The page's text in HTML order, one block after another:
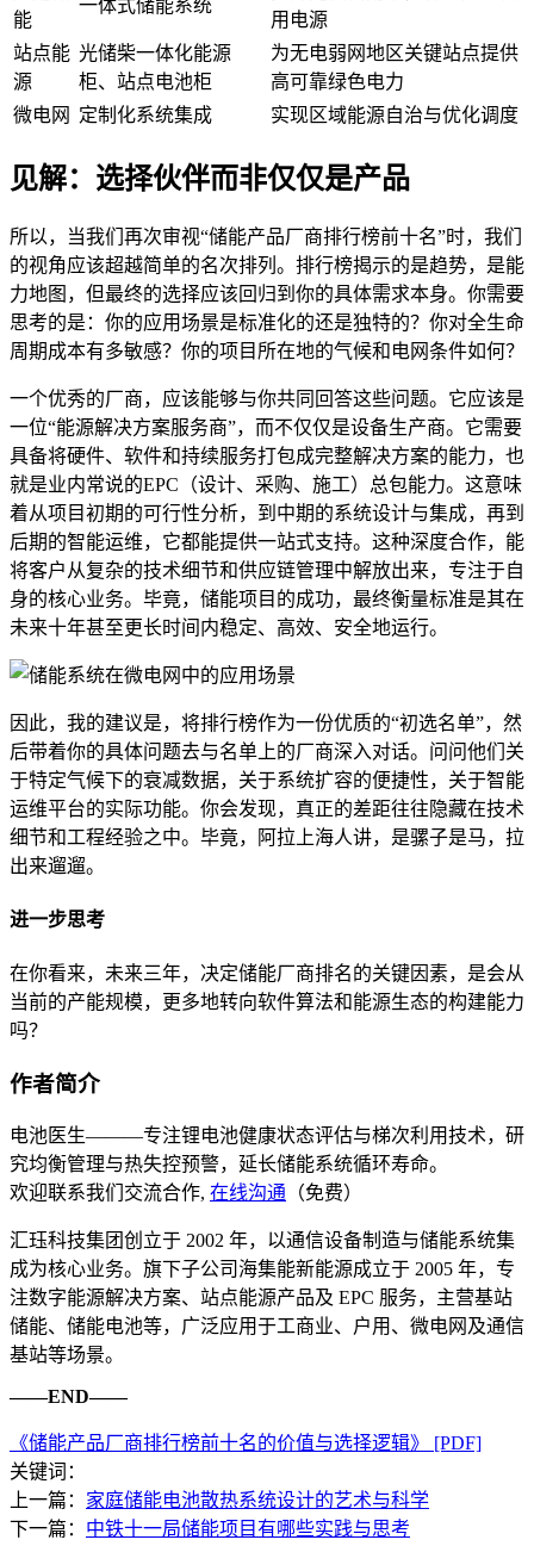
能
一体式储能系统
用电源
站点能
源
光储柴一体化能源
柜、站点电池柜
为无电弱网地区关键站点提供
高可靠绿色电力
微电网
定制化系统集成 实现区域能源自治与优化调度
见解：选择伙伴而非仅仅是产品
所以，当我们再次审视“储能产品厂商排行榜前十名”时，我们
的视角应该超越简单的名次排列。排行榜揭示的是趋势，是能
力地图，但最终的选择应该回归到你的具体需求本身。你需要
思考的是：你的应用场景是标准化的还是独特的？你对全生命
周期成本有多敏感？你的项目所在地的气候和电网条件如何？
一个优秀的厂商，应该能够与你共同回答这些问题。它应该是
一位“能源解决方案服务商”，而不仅仅是设备生产商。它需要
具备将硬件、软件和持续服务打包成完整解决方案的能力，也
就是业内常说的EPC（设计、采购、施工）总包能力。这意味
着从项目初期的可行性分析，到中期的系统设计与集成，再到
后期的智能运维，它都能提供一站式支持。这种深度合作，能
将客户从复杂的技术细节和供应链管理中解放出来，专注于自
身的核心业务。毕竟，储能项目的成功，最终衡量标准是其在
未来十年甚至更长时间内稳定、高效、安全地运行。
因此，我的建议是，将排行榜作为一份优质的“初选名单”，然
后带着你的具体问题去与名单上的厂商深入对话。问问他们关
于特定气候下的衰减数据，关于系统扩容的便捷性，关于智能
运维平台的实际功能。你会发现，真正的差距往往隐藏在技术
细节和工程经验之中。毕竟，阿拉上海人讲，是骡子是马，拉
出来遛遛。
进一步思考
在你看来，未来三年，决定储能厂商排名的关键因素，是会从
当前的产能规模，更多地转向软件算法和能源生态的构建能力
吗？
作者简介
电池医生———专注锂电池健康状态评估与梯次利用技术，研
究均衡管理与热失控预警，延长储能系统循环寿命。
欢迎联系我们交流合作, 在线沟通 （免费）
汇珏科技集团创立于 2002 年，以通信设备制造与储能系统集
成为核心业务。旗下子公司海集能新能源成立于 2005 年，专
注数字能源解决方案、站点能源产品及 EPC 服务，主营基站
储能、储能电池等，广泛应用于工商业、户用、微电网及通信
基站等场景。
——END——
《储能产品厂商排行榜前十名的价值与选择逻辑》 [PDF]
关键词：
上一篇： 家庭储能电池散热系统设计的艺术与科学
下一篇： 中铁十一局储能项目有哪些实践与思考